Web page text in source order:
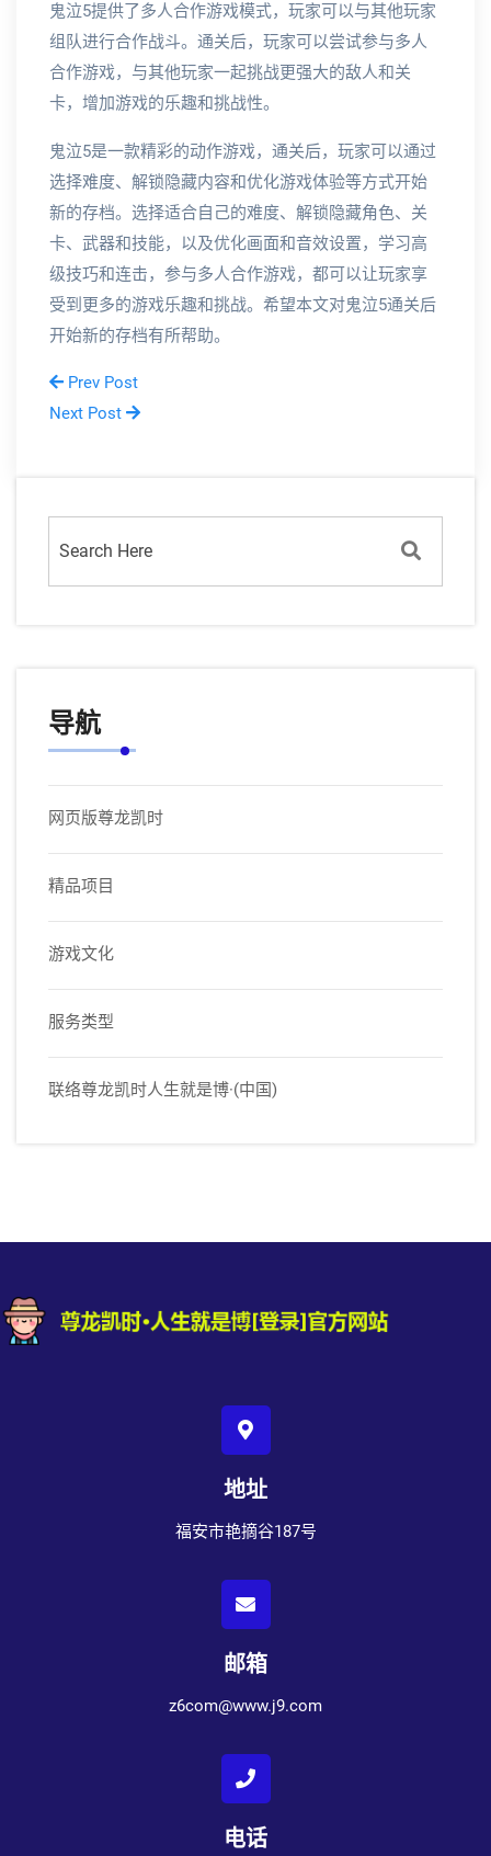
鬼泣5提供了多人合作游戏模式，玩家可以与其他玩家
组队进行合作战斗。通关后，玩家可以尝试参与多人
合作游戏，与其他玩家一起挑战更强大的敌人和关
卡，增加游戏的乐趣和挑战性。
鬼泣5是一款精彩的动作游戏，通关后，玩家可以通过
选择难度、解锁隐藏内容和优化游戏体验等方式开始
新的存档。选择适合自己的难度、解锁隐藏角色、关
卡、武器和技能，以及优化画面和音效设置，学习高
级技巧和连击，参与多人合作游戏，都可以让玩家享
受到更多的游戏乐趣和挑战。希望本文对鬼泣5通关后
开始新的存档有所帮助。
Prev Post
Next Post
导航
网页版尊龙凯时
精品项目
游戏文化
服务类型
联络尊龙凯时人生就是博·(中国)
地址
福安市艳摘谷187号
邮箱
z6com@www.j9.com
电话